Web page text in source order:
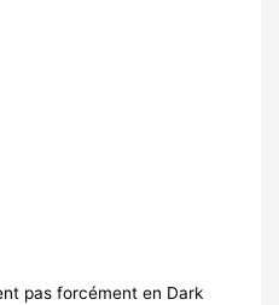
pas forcément en Dark